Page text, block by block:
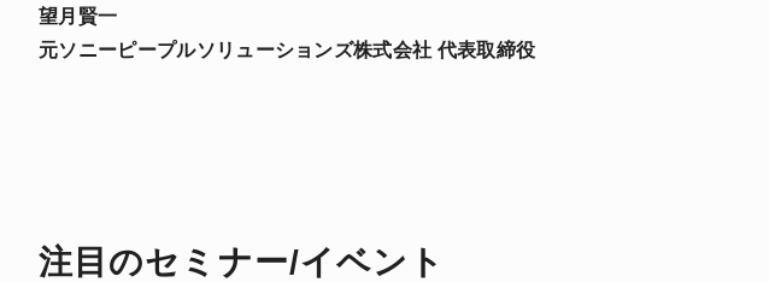
望月賢一
元ソニーピープルソリューションズ株式会社 代表取締役
注目のセミナー/イベント